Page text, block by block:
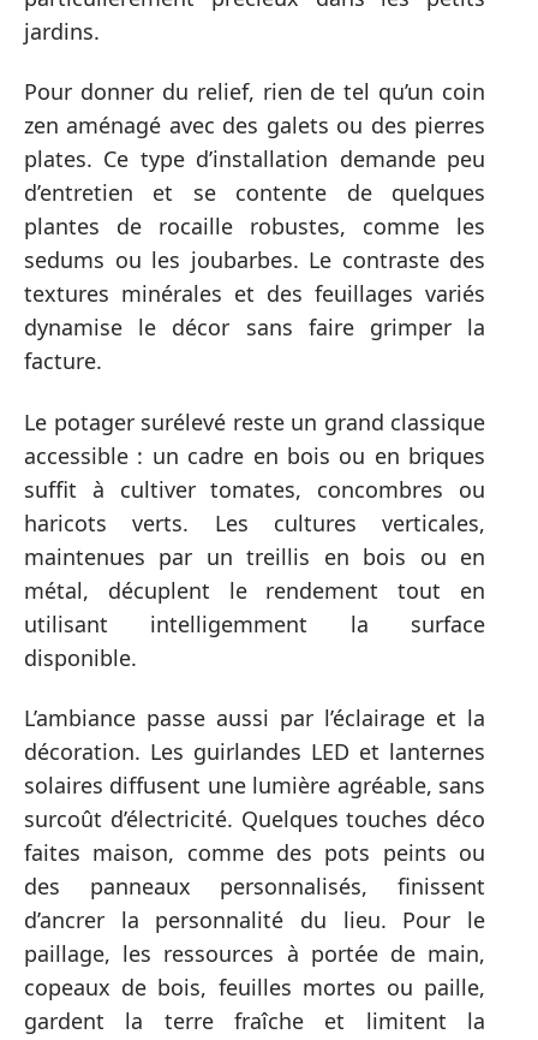
jardins.
Pour donner du relief, rien de tel qu’un coin
zen aménagé avec des galets ou des pierres
plates. Ce type d’installation demande peu
d’entretien et se contente de quelques
plantes de rocaille robustes, comme les
sedums ou les joubarbes. Le contraste des
textures minérales et des feuillages variés
dynamise le décor sans faire grimper la
facture.
Le potager surélevé reste un grand classique
accessible : un cadre en bois ou en briques
suffit à cultiver tomates, concombres ou
haricots verts. Les cultures verticales,
maintenues par un treillis en bois ou en
métal, décuplent le rendement tout en
utilisant intelligemment la surface
disponible.
L’ambiance passe aussi par l’éclairage et la
décoration. Les guirlandes LED et lanternes
solaires diffusent une lumière agréable, sans
surcoût d’électricité. Quelques touches déco
faites maison, comme des pots peints ou
des panneaux personnalisés, finissent
d’ancrer la personnalité du lieu. Pour le
paillage, les ressources à portée de main,
copeaux de bois, feuilles mortes ou paille,
gardent la terre fraîche et limitent la